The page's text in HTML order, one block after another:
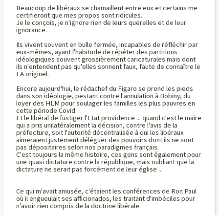
Beaucoup de libéraux se chamaillent entre eux et certains me
certifieront que mes propos sont ridicules.
Je le conçois, je n'ignore rien de leurs querelles et de leur
ignorance.
Ils vivent souvent en bulle fermée, incapables de réfléchir par
eux-mêmes, ayant l'habitude de répéter des partitions
idéologiques souvent grossièrement caricaturales mais dont
ils n'entendent pas qu'elles sonnent faux, faute de connaître le
LA originel.
Encore aujourd'hui, le rédachef du Figaro se prend les pieds
dans son idéologie, pestant contre l'annulation à Bobiny, du
loyer des HLM pour soulager les familles les plus pauvres en
cette période Covid.
Et le libéral de fustiger l'Etat providence ... quand c'est le maire
qui a pris unilatéralement la décision, contre l'avis de la
préfecture, soit l'autorité décentralisée à qui les libéraux
aimeraient justement déléguer des pouvoirs dont ils ne sont
pas dépositaires selon nos paradigmes français.
C'est toujours la même histoire, ces gens sont également pour
une quasi dictature contre la république, mais oubliant que la
dictature ne serait pas forcément de leur église ...
Ce qui m'avait amusée, c'étaient les conférences de Ron Paul
où il engueulait ses afficionados, les traitant d'imbéciles pour
n'avoir rien compris de la doctrine libérale.